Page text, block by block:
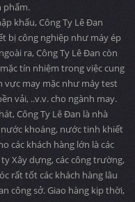
phẩm.
khẩu, Công Ty Lê Đan
bị công nghiệp như máy ép
ra, Công Ty Lê Đan còn
tín nhiệm trong việc cung
vực may mặc như máy test
vải, ..v.v. cho ngành may.
Công Ty Lê Đan là nhà
khoáng, nước tinh khiết
các khách hàng lớn là các
Xây dựng, các công trường,
rất tốt các khách hàng lâu
công sở. Giao hàng kịp thời,